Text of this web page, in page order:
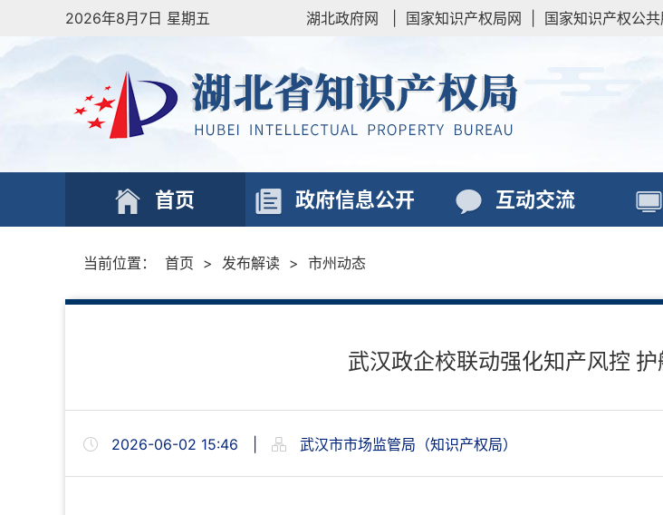
2026年8月7日 星期五 湖北政府网 国家知识产权局网 国家知识产权公
首页 政府信息公开 互动交流
当前位置： 首页 > 发布解读 > 市州动态
武汉政企校联动强化知产风控 护
2026-06-02 15:46 武汉市市场监管局（知识产权局）